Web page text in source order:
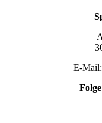
E-Mail: